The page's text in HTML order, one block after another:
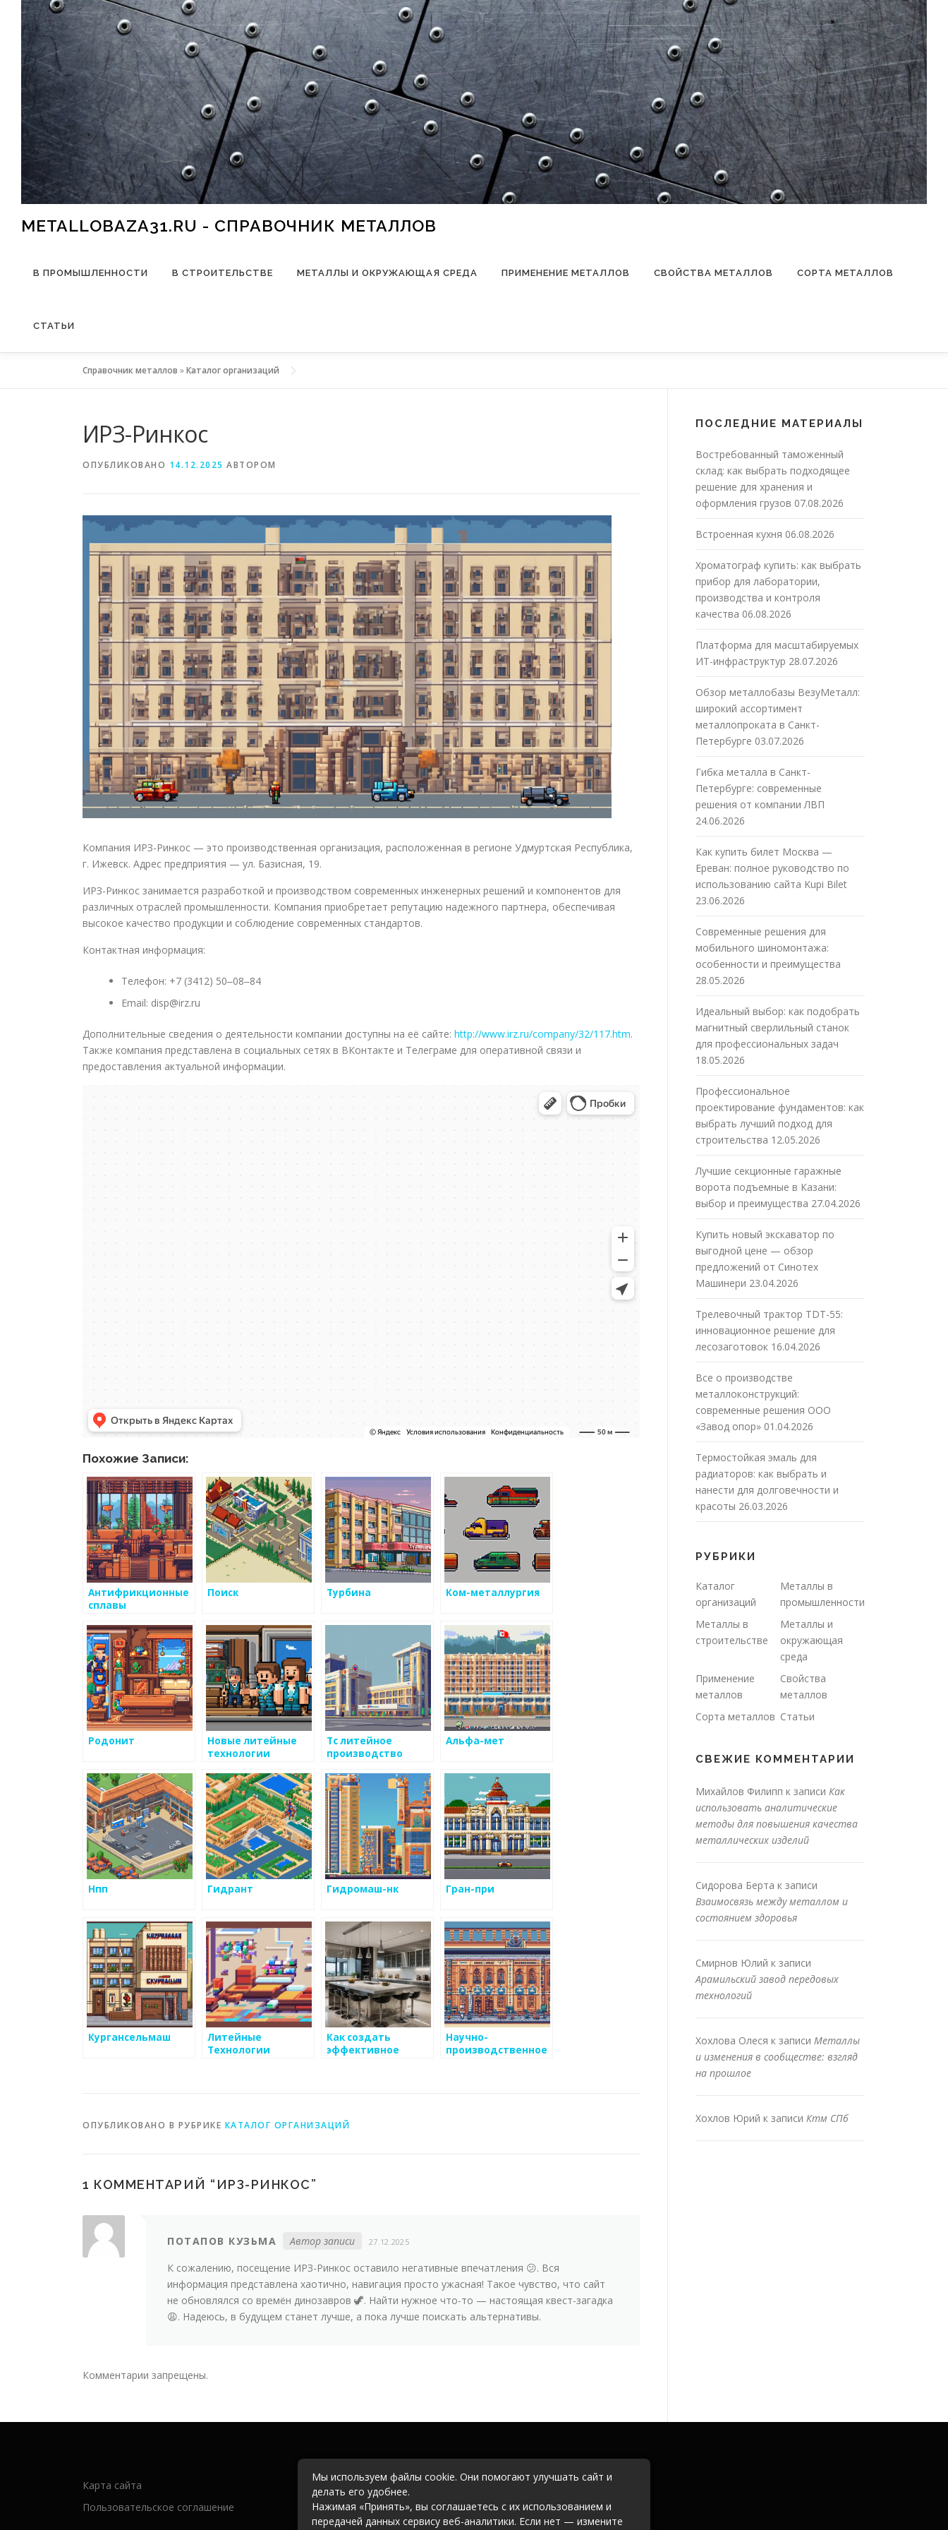
Перейти к содержимому
METALLOBAZA31.RU - СПРАВОЧНИК МЕТАЛЛОВ
В ПРОМЫШЛЕННОСТИ В СТРОИТЕЛЬСТВЕ МЕТАЛЛЫ И ОКРУЖАЮЩАЯ СРЕДА ПРИМЕНЕНИЕ МЕТАЛЛОВ СВОЙСТВА МЕТАЛЛОВ СОРТА МЕТАЛЛОВ
СТАТЬИ
Справочник металлов »Каталог организаций
ИРЗ-Ринкос
ОПУБЛИКОВАНО 14.12.2025 АВТОРОМ
Компания ИРЗ-Ринкос — это производственная организация, расположенная в регионе Удмуртская Республика,
г. Ижевск. Адрес предприятия — ул. Базисная, 19.
ИРЗ-Ринкос занимается разработкой и производством современных инженерных решений и компонентов для
различных отраслей промышленности. Компания приобретает репутацию надежного партнера, обеспечивая
высокое качество продукции и соблюдение современных стандартов.
Контактная информация:
Телефон: +7 (3412) 50‒08‒84
Email: disp@irz.ru
Дополнительные сведения о деятельности компании доступны на её сайте: http://www.irz.ru/company/32/117.htm.
Также компания представлена в социальных сетях в ВКонтакте и Телеграме для оперативной связи и
предоставления актуальной информации.
Похожие Записи:
Антифрикционные
сплавы
Поиск Турбина Ком-металлургия
Родонит
Новые литейные
технологии
Тс литейное
производство
Альфа-мет
Нпп Гидрант Гидромаш-нк Гран-при
Кургансельмаш
Литейные
Технологии
Как создать
эффективное
Научно-
производственное
ОПУБЛИКОВАНО В РУБРИКЕ КАТАЛОГ ОРГАНИЗАЦИЙ
1 КОММЕНТАРИЙ “ ИРЗ-РИНКОС”
ПОТАПОВ КУЗЬМА Автор записи 27.12.2025
К сожалению, посещение ИРЗ-Ринкос оставило негативные впечатления 😕. Вся
информация представлена хаотично, навигация просто ужасная! Такое чувство, что сайт
не обновлялся со времён динозавров 🦖. Найти нужное что-то — настоящая квест-загадка
😩. Надеюсь, в будущем станет лучше, а пока лучше поискать альтернативы.
Комментарии запрещены.
ПОСЛЕДНИЕ МАТЕРИАЛЫ
Востребованный таможенный
склад: как выбрать подходящее
решение для хранения и
оформления грузов 07.08.2026
Встроенная кухня 06.08.2026
Хроматограф купить: как выбрать
прибор для лаборатории,
производства и контроля
качества 06.08.2026
Платформа для масштабируемых
ИТ-инфраструктур 28.07.2026
Обзор металлобазы ВезуМеталл:
широкий ассортимент
металлопроката в Санкт-
Петербурге 03.07.2026
Гибка металла в Санкт-
Петербурге: современные
решения от компании ЛВП
24.06.2026
Как купить билет Москва —
Ереван: полное руководство по
использованию сайта Kupi Bilet
23.06.2026
Современные решения для
мобильного шиномонтажа:
особенности и преимущества
28.05.2026
Идеальный выбор: как подобрать
магнитный сверлильный станок
для профессиональных задач
18.05.2026
Профессиональное
проектирование фундаментов: как
выбрать лучший подход для
строительства 12.05.2026
Лучшие секционные гаражные
ворота подъемные в Казани:
выбор и преимущества 27.04.2026
Купить новый экскаватор по
выгодной цене — обзор
предложений от Синотех
Машинери 23.04.2026
Трелевочный трактор TDT-55:
инновационное решение для
лесозаготовок 16.04.2026
Все о производстве
металлоконструкций:
современные решения ООО
«Завод опор» 01.04.2026
Термостойкая эмаль для
радиаторов: как выбрать и
нанести для долговечности и
красоты 26.03.2026
РУБРИКИ
Каталог
организаций
Металлы в
промышленности
Металлы в
строительстве
Металлы и
окружающая
среда
Применение
металлов
Свойства
металлов
Сорта металлов Статьи
СВЕЖИЕ КОММЕНТАРИИ
Михайлов Филипп к записи Как
использовать аналитические
методы для повышения качества
металлических изделий
Сидорова Берта к записи
Взаимосвязь между металлом и
состоянием здоровья
Смирнов Юлий к записи
Арамильский завод передовых
технологий
Хохлова Олеся к записи Металлы
и изменения в сообществе: взгляд
на прошлое
Хохлов Юрий к записи Ктм СПб
Карта сайта
Пользовательское соглашение
Мы используем файлы cookie. Они помогают улучшать сайт и
делать его удобнее.
Нажимая «Принять», вы соглашаетесь с их использованием и
передачей данных сервису веб-аналитики. Если нет — измените